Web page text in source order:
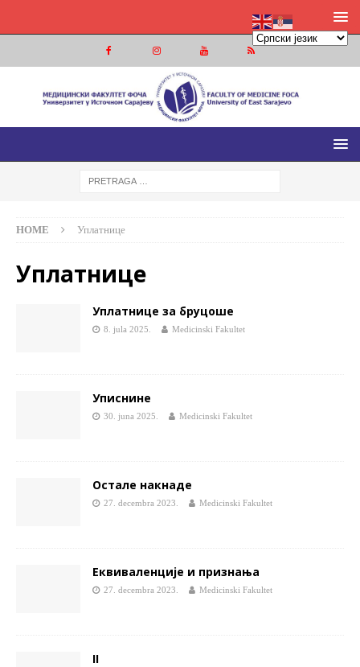
МЕДИЦИНСКИ ФАКУЛТЕТ ФОЧА
МЕДИЦИНСКИ ФАКУЛТЕТ УНИВЕРЗИТЕТА У ИСТОЧНОМ
HOME Уплатнице
Уплатнице
Уплатнице за бруцоше
8. jula 2025. Medicinski Fakultet
Уписнине
30. juna 2025. Medicinski Fakultet
Остале накнаде
27. decembra 2023. Medicinski Fakultet
Еквиваленције и признања
27. decembra 2023. Medicinski Fakultet
II